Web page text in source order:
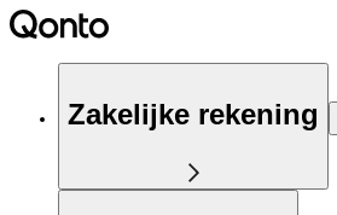
Zakelijke rekening